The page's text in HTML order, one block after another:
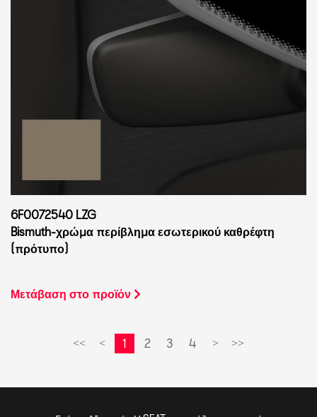
6F0072540 LZG
Bismuth-χρώμα περίβλημα εσωτερικού καθρέφτη
(πρότυπο)
Μετάβαση στο προϊόν
<< < 1 2 3 4 > >>